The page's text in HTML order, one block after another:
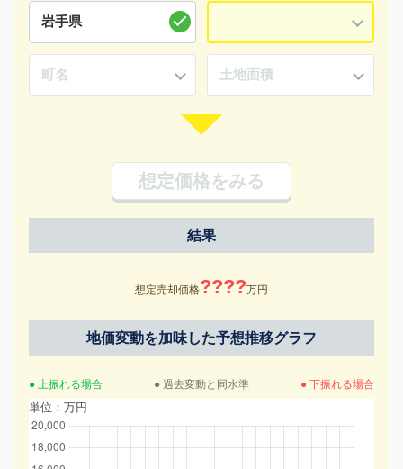
想定価格をみる
結果
想定売却価格????万円
地価変動を加味した予想推移グラフ
● 上振れる場合 ● 過去変動と同水準 ● 下振れる場合
単位：万円